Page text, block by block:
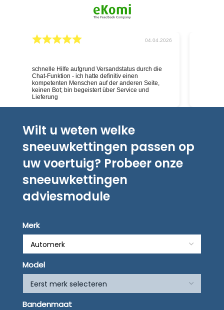
04.04.2026
schnelle Hilfe aufgrund Versandstatus durch die
Chat-Funktion - ich hatte definitiv einen
kompetenten Menschen auf der anderen Seite,
keinen Bot; bin begeistert über Service und
Lieferung
Wilt u weten welke
sneeuwkettingen passen op
uw voertuig? Probeer onze
sneeuwkettingen
adviesmodule
Merk
Model
Bandenmaat